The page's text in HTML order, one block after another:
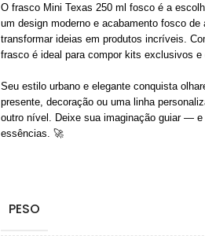
O frasco Mini Texas 250 ml fosco é a
um design moderno e acabamento fosco
transformar ideias em produtos incríveis.
frasco é ideal para compor kits exclusivos
Seu estilo urbano e elegante conquista
presente, decoração ou uma linha
outro nível. Deixe sua imaginação guiar —
essências. 🚀
PESO